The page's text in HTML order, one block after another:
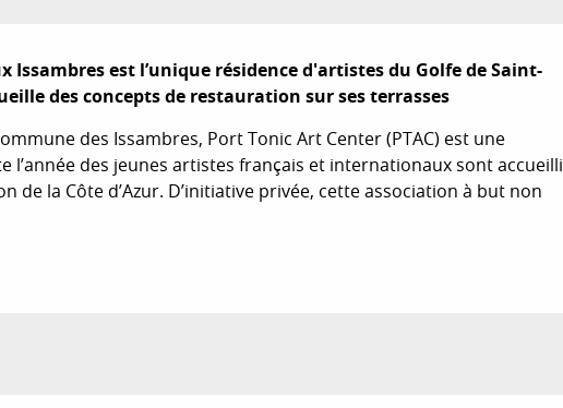
Issambres est l’unique résidence d'artistes du Golfe de Saint-
des concepts de restauration sur ses terrasses
des Issambres, Port Tonic Art Center (PTAC) est une
l’année des jeunes artistes français et internationaux sont accueilli
de la Côte d’Azur. D’initiative privée, cette association à but non